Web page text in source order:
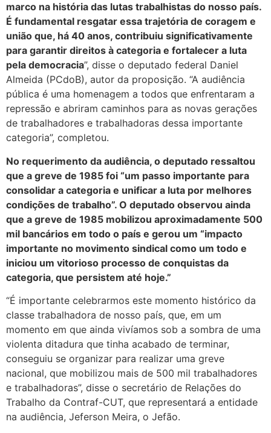
marco na história das lutas trabalhistas do nosso país.
É fundamental resgatar essa trajetória de coragem e
união que, há 40 anos, contribuiu significativamente
para garantir direitos à categoria e fortalecer a luta
pela democracia”, disse o deputado federal Daniel
Almeida (PCdoB), autor da proposição. “A audiência
pública é uma homenagem a todos que enfrentaram a
repressão e abriram caminhos para as novas gerações
de trabalhadores e trabalhadoras dessa importante
categoria”, completou.
No requerimento da audiência, o deputado ressaltou
que a greve de 1985 foi “um passo importante para
consolidar a categoria e unificar a luta por melhores
condições de trabalho”. O deputado observou ainda
que a greve de 1985 mobilizou aproximadamente 500
mil bancários em todo o país e gerou um “impacto
importante no movimento sindical como um todo e
iniciou um vitorioso processo de conquistas da
categoria, que persistem até hoje.”
“É importante celebrarmos este momento histórico da
classe trabalhadora de nosso país, que, em um
momento em que ainda vivíamos sob a sombra de uma
violenta ditadura que tinha acabado de terminar,
conseguiu se organizar para realizar uma greve
nacional, que mobilizou mais de 500 mil trabalhadores
e trabalhadoras”, disse o secretário de Relações do
Trabalho da Contraf-CUT, que representará a entidade
na audiência, Jeferson Meira, o Jefão.